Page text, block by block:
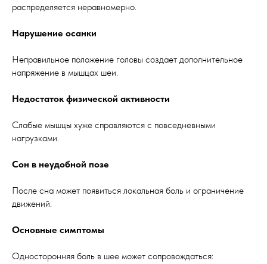
распределяется неравномерно.
Нарушение осанки
Неправильное положение головы создает дополнительное
напряжение в мышцах шеи.
Недостаток физической активности
Слабые мышцы хуже справляются с повседневными
нагрузками.
Сон в неудобной позе
После сна может появиться локальная боль и ограничение
движений.
Основные симптомы
Односторонняя боль в шее может сопровождаться: